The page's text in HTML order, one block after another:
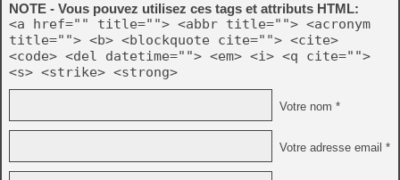
NOTE - Vous pouvez utilisez ces tags et attributs HTML:
<a href="" title=""> <abbr title=""> <acronym
title=""> <b> <blockquote cite=""> <cite>
<code> <del datetime=""> <em> <i> <q cite="">
<s> <strike> <strong>
Votre nom *
Votre adresse email *